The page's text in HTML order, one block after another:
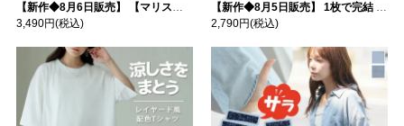
【新作◆8月6日販売】 【マリスポーツ】 運動初心者さんのための フード付き パーカー | 大きいサイズの通販ならハッピーマリリン
3,490円(税込)
【新作◆8月5日販売】 1枚で完結 袖口＆バック フハク使い トップス | 大きいサイズの通販ならハッピーマリリン
2,790円(税込)